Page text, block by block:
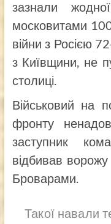
зазнали
московитами
війни з Росією
з Київщини, не
столиці.
Військовий на
фронту
заступник
відбивав
Броварами.
Такої навали